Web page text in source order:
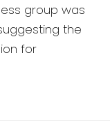
group was
the
for